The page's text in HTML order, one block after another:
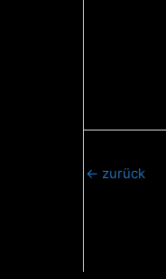
← zurück